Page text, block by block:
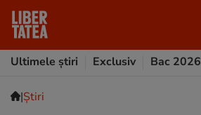
Ultimele știri
Exclusiv Bac 2026
|Ştiri